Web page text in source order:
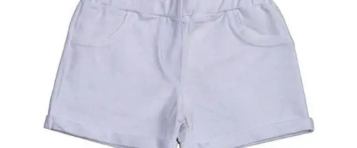
Είδη Παρέλασης
Σχετικά με εμάς
Καλάθι